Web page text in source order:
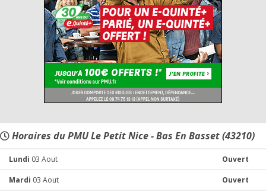
Horaires du PMU Le Petit Nice - Bas En Basset (43210)
Lundi 03 Aout Ouvert
Mardi 03 Aout Ouvert